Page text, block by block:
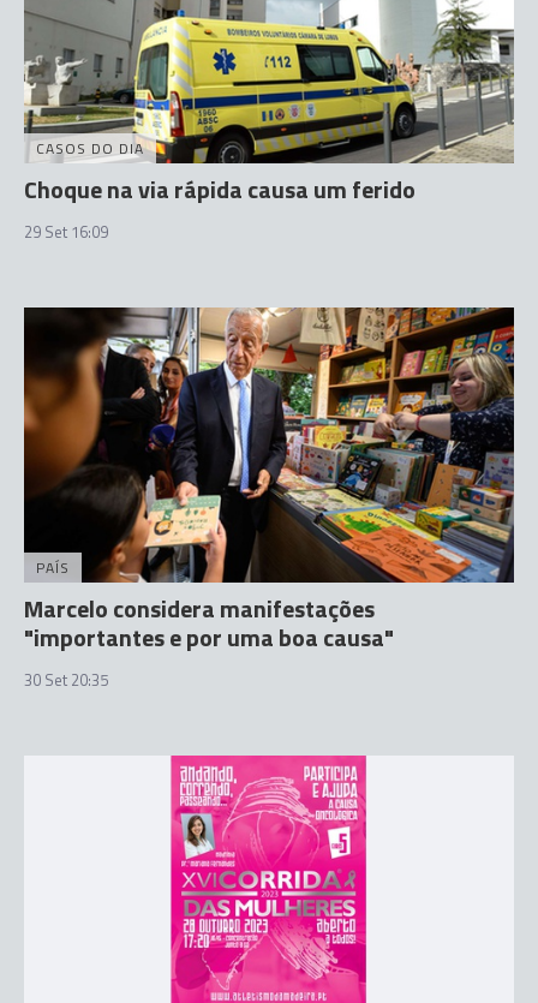
CASOS DO DIA
Choque na via rápida causa um ferido
29 Set 16:09
PAÍS
Marcelo considera manifestações
"importantes e por uma boa causa"
30 Set 20:35